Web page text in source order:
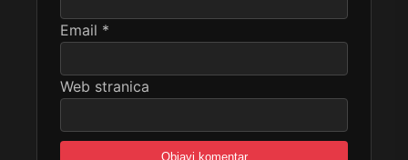
Email *
Web stranica